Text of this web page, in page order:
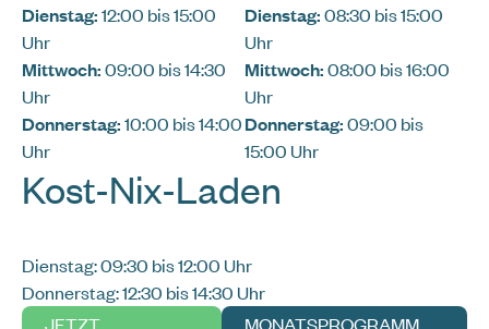
Dienstag:12:00 bis 15:00
Uhr
Mittwoch:09:00 bis 14:30
Uhr
Donnerstag:10:00 bis 14:00
Uhr
Dienstag:08:30 bis 15:00
Uhr
Mittwoch:08:00 bis 16:00
Uhr
Donnerstag:09:00 bis
15:00 Uhr
Kost-Nix-Laden
Dienstag: 09:30 bis 12:00 Uhr
Donnerstag: 12:30 bis 14:30 Uhr
JETZT
MONATSPROGRAMM